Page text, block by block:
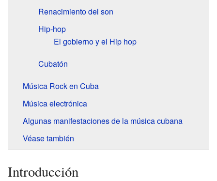
Renacimiento del son
Hip-hop
El gobierno y el Hip hop
Cubatón
Música Rock en Cuba
Música electrónica
Algunas manifestaciones de la música cubana
Véase también
Introducción